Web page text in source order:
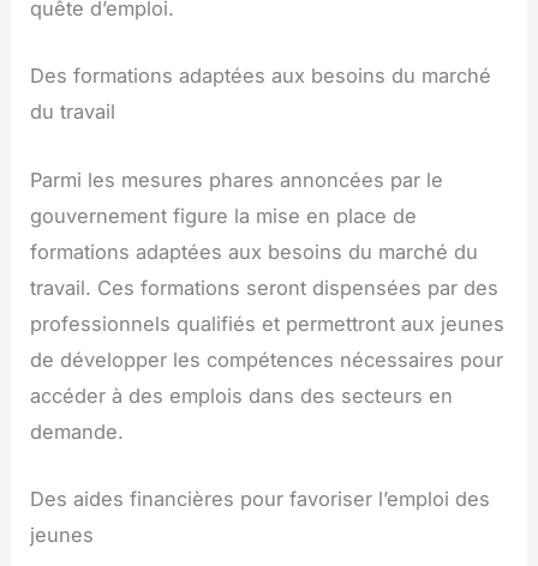
quête d’emploi.
Des formations adaptées aux besoins du marché
du travail
Parmi les mesures phares annoncées par le
gouvernement figure la mise en place de
formations adaptées aux besoins du marché du
travail. Ces formations seront dispensées par des
professionnels qualifiés et permettront aux jeunes
de développer les compétences nécessaires pour
accéder à des emplois dans des secteurs en
demande.
Des aides financières pour favoriser l’emploi des
jeunes